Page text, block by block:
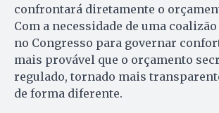
confrontará diretamente o
Com a necessidade de uma
no Congresso para governar
mais provável que o orçamento
regulado, tornado mais
de forma diferente.